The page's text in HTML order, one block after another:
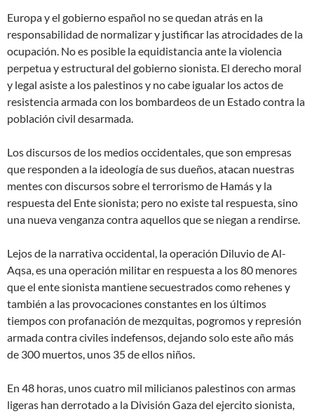
Europa y el gobierno español no se quedan atrás en la
responsabilidad de normalizar y justificar las atrocidades de la
ocupación. No es posible la equidistancia ante la violencia
perpetua y estructural del gobierno sionista. El derecho moral
y legal asiste a los palestinos y no cabe igualar los actos de
resistencia armada con los bombardeos de un Estado contra la
población civil desarmada.
Los discursos de los medios occidentales, que son empresas
que responden a la ideología de sus dueños, atacan nuestras
mentes con discursos sobre el terrorismo de Hamás y la
respuesta del Ente sionista; pero no existe tal respuesta, sino
una nueva venganza contra aquellos que se niegan a rendirse.
Lejos de la narrativa occidental, la operación Diluvio de Al-
Aqsa, es una operación militar en respuesta a los 80 menores
que el ente sionista mantiene secuestrados como rehenes y
también a las provocaciones constantes en los últimos
tiempos con profanación de mezquitas, pogromos y represión
armada contra civiles indefensos, dejando solo este año más
de 300 muertos, unos 35 de ellos niños.
En 48 horas, unos cuatro mil milicianos palestinos con armas
ligeras han derrotado a la División Gaza del ejercito sionista,